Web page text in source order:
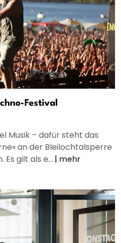
Festival
Musik – dafür steht das
an der Bleilochtalsperre
Es gilt als e... | mehr